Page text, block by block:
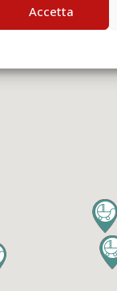
Accetta